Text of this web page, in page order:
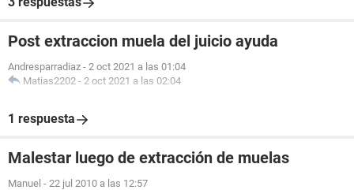
Post extraccion muela del juicio ayuda
Andresparradiaz - 2 oct 2021 a las 01:04
Matias2202 - 2 oct 2021 a las 02:04
1 respuesta
Malestar luego de extracción de muelas
Manuel - 22 jul 2010 a las 12:57